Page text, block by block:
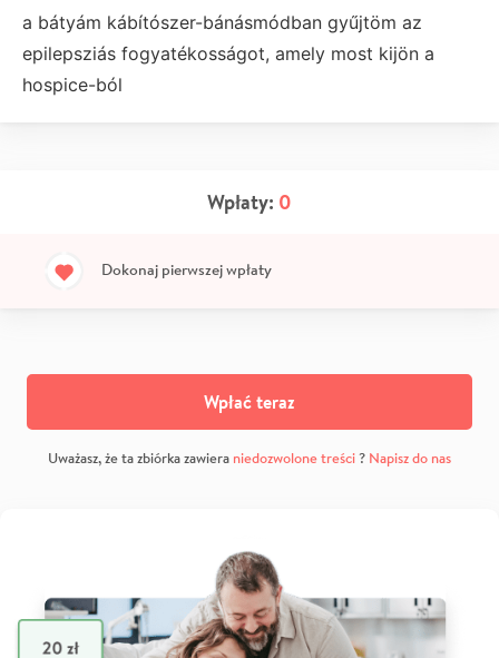
a bátyám kábítószer-bánásmódban gyűjtöm az
epilepsziás fogyatékosságot, amely most kijön a
hospice-ból
Wpłaty: 0
Dokonaj pierwszej wpłaty
Wpłać teraz
Uważasz, że ta zbiórka zawiera niedozwolone treści? Napisz do nas